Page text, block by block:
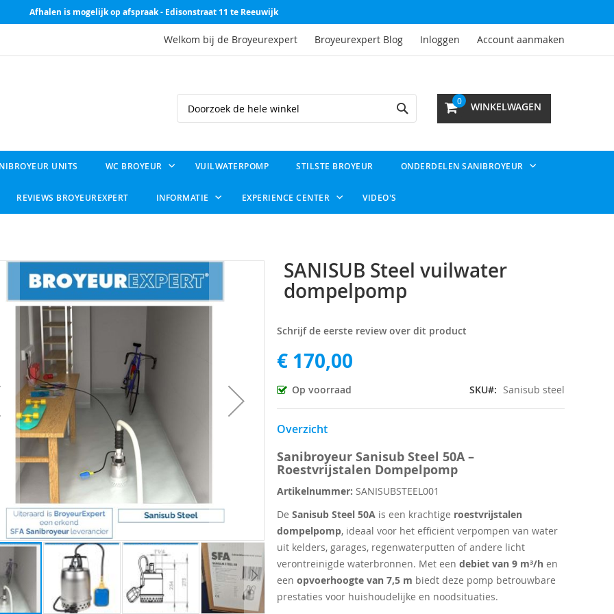
Afhalen is mogelijk op afspraak - Edisonstraat 11 te Reeuwijk
Welkom bij de Broyeurexpert Broyeurexpert Blog Inloggen Account aanmaken
WINKELWAGEN
0
Search
UNITS WC BROYEUR VUILWATERPOMP STILSTE BROYEUR ONDERDELEN SANIBROYEUR
REVIEWS BROYEUREXPERT INFORMATIE EXPERIENCE CENTER VIDEO'S
SANISUB Steel vuilwater
dompelpomp
Schrijf de eerste review over dit product
€ 170,00
Op voorraad SKU Sanisub steel
Overzicht
Sanibroyeur Sanisub Steel 50A –
Roestvrijstalen Dompelpomp
Artikelnummer: SANISUBSTEEL001
De Sanisub Steel 50Ais een krachtige roestvrijstalen
dompelpomp, ideaal voor het efficiënt verpompen van water
uit kelders, garages, regenwaterputten of andere licht
verontreinigde waterbronnen. Met een debiet van 9 m³/hen
een opvoerhoogte van 7,5 m biedt deze pomp betrouwbare
prestaties voor huishoudelijke en noodsituaties.